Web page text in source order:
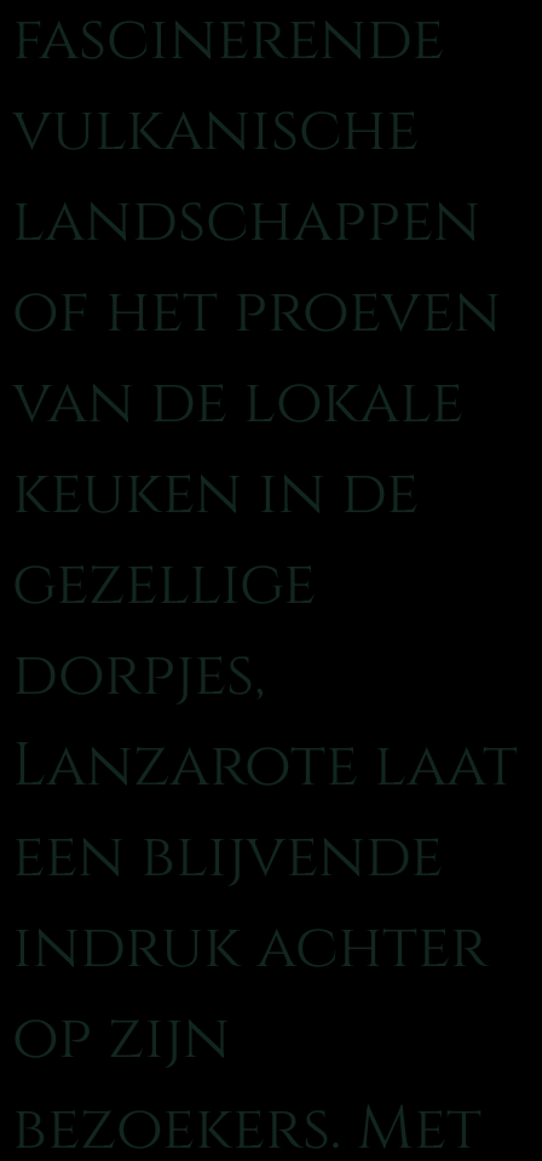
fascinerende
vulkanische
landschappen
of het proeven
van de lokale
keuken in de
gezellige
dorpjes,
Lanzarote laat
een blijvende
indruk achter
op zijn
bezoekers. Met